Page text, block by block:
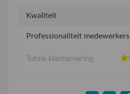
Kwaliteit
Professionaliteit medewerkers
Totale klantervaring